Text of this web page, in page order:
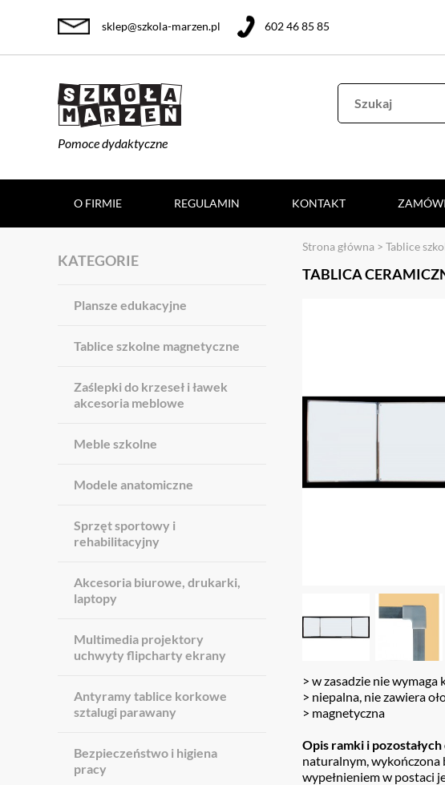
Pomoce dydaktyczne
sklep@szkola-marzen.pl 602 46 85 85
O FIRMIE REGULAMIN KONTAKT
KATEGORIE
Plansze edukacyjne
Tablice szkolne magnetyczne
Zaślepki do krzeseł i ławek
akcesoria meblowe
Meble szkolne
Modele anatomiczne
Sprzęt sportowy i
rehabilitacyjny
Akcesoria biurowe, drukarki,
laptopy
Multimedia projektory
uchwyty flipcharty ekrany
Antyramy tablice korkowe
sztalugi parawany
Bezpieczeństwo i higiena
pracy
Strona główna > Tablice
TABLICA
> w zasadzie nie
> niepalna, nie zawiera
> magnetyczna
Opis ramki i
naturalnym, wykończona
wypełnieniem w postaci